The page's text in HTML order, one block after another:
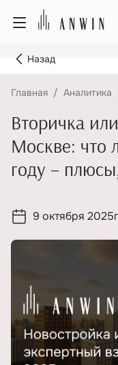
Назад
Главная Аналитика
Вторичка
Москве: что
году –
9 октября 2025г